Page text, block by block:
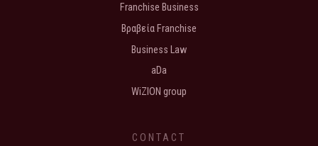
Franchise Business
Βραβεία Franchise
Business Law
aDa
WiZION group
CONTACT